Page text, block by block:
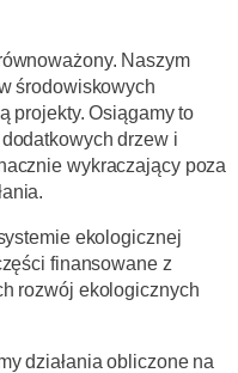
Naszym
środowiskowych
projekty. Osiągamy to
drzew i
wykraczający poza
ekologicznej
finansowane z
rozwój ekologicznych
działania obliczone na